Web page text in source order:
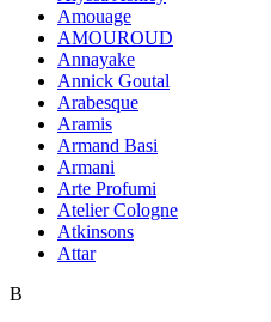
Amouage
AMOUROUD
Annayake
Annick Goutal
Arabesque
Aramis
Armand Basi
Armani
Arte Profumi
Atelier Cologne
Atkinsons
Attar
B